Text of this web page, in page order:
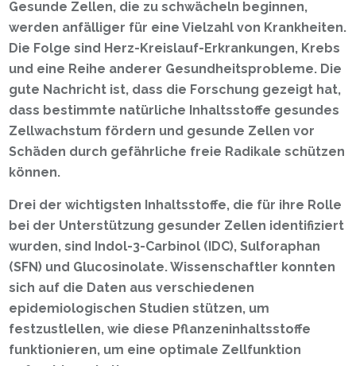
Gesunde Zellen, die zu schwächeln beginnen,
werden anfälliger für eine Vielzahl von Krankheiten.
Die Folge sind Herz-Kreislauf-Erkrankungen, Krebs
und eine Reihe anderer Gesundheitsprobleme. Die
gute Nachricht ist, dass die Forschung gezeigt hat,
dass bestimmte natürliche Inhaltsstoffe gesundes
Zellwachstum fördern und gesunde Zellen vor
Schäden durch gefährliche freie Radikale schützen
können.
Drei der wichtigsten Inhaltsstoffe, die für ihre Rolle
bei der Unterstützung gesunder Zellen identifiziert
wurden, sind Indol-3-Carbinol (IDC), Sulforaphan
(SFN) und Glucosinolate. Wissenschaftler konnten
sich auf die Daten aus verschiedenen
epidemiologischen Studien stützen, um
festzustlellen, wie diese Pflanzeninhaltsstoffe
funktionieren, um eine optimale Zellfunktion